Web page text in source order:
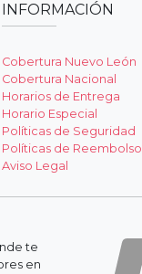
INFORMACIÓN
Cobertura Nuevo León
Cobertura Nacional
Horarios de Entrega
Horario Especial
Políticas de Seguridad
Políticas de Reembolso
Aviso Legal
te
en